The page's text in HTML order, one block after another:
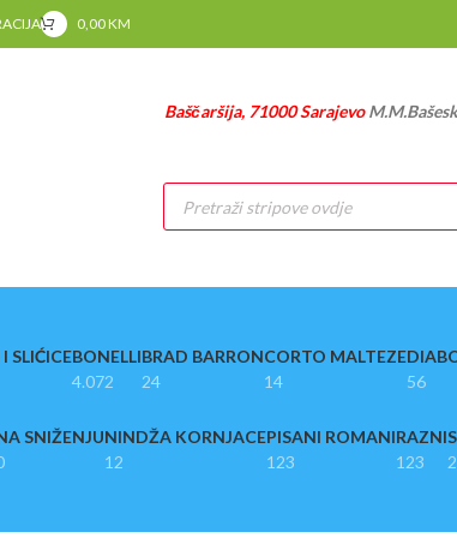
0,00KM
Baščaršija, 71000 Sarajevo
Products
search
SLIĆICEBONELLI
4.072
BRAD BARRON
24
CORTO MALTEZE
14
56
SNIŽENJUNINDŽA KORNJACE
12
PISANI ROMANI
123
RAZNI
123